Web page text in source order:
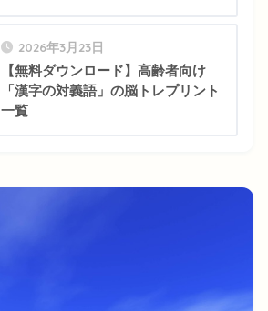
2026年3月23日
【無料ダウンロード】高齢者向け
「漢字の対義語」の脳トレプリント
一覧